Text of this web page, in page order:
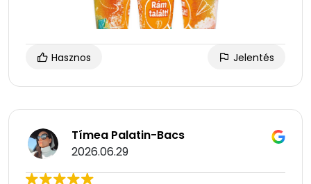
Hasznos Jelentés
Tímea Palatin-Bacs
2026.06.29